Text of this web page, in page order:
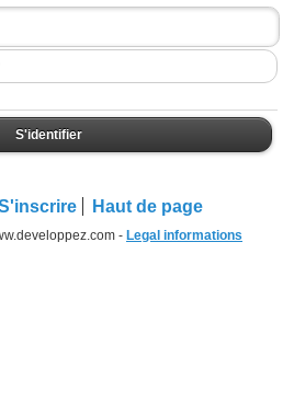
S'identifier
Haut de page
- Legal informations